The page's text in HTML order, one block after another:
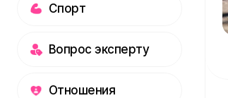
Спорт
Вопрос эксперту
Отношения